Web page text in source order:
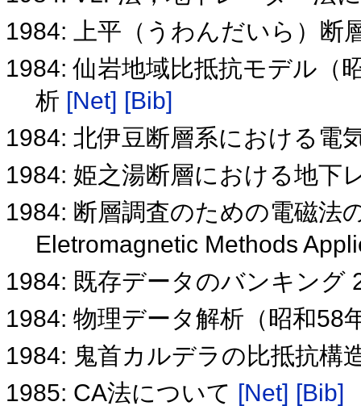
1984: 上平（うわんだいら）断
1984: 仙岩地域比抵抗モデル（
析 [Net] [Bib]
1984: 北伊豆断層系における電
1984: 姫之湯断層における地下
1984: 断層調査のための電磁法
Eletromagnetic Methods
1984: 既存データのバンキング
1984: 物理データ解析（昭和58
1984: 鬼首カルデラの比抵抗構
1985: CA法について [Net] [Bib]